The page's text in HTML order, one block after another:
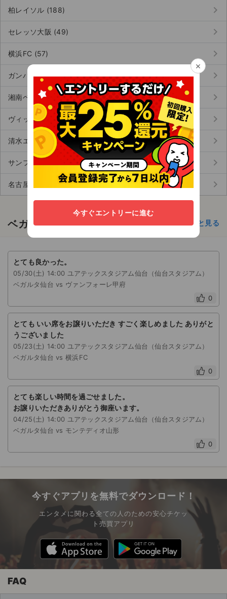
柏レイソル (188) keyboard_arrow_right
セレッソ大阪 (49) keyboard_arrow_right
横浜FC (57) keyboard_arrow_right
ガンバ大阪 (62) keyboard_arrow_right
湘南ベルマーレ (5) keyboard_arrow_right
ヴィッセル神戸 (66) keyboard_arrow_right
清水エスパルス (66) keyboard_arrow_right
サンフレッチェ広島 (61) keyboard_arrow_right
名古屋グランパス (68) keyboard_arrow_right
ベガルタ仙台 の公演の感想 もっと見る
とても良かった。
05/30(土) 14:00 ユアテックスタジアム仙台（仙台スタジアム）
ベガルタ仙台 vs ヴァンフォーレ甲府
0
とても いい席をお譲りいただき すごく楽しめました ありがと
うございました
05/23(土) 14:00 ユアテックスタジアム仙台（仙台スタジアム）
ベガルタ仙台 vs 横浜FC
0
とても楽しい時間を過ごせました。
お譲りいただきありがとう御座います。
04/25(土) 14:00 ユアテックスタジアム仙台（仙台スタジアム）
ベガルタ仙台 vs モンテディオ山形
0
今すぐアプリを無料でダウンロード！
エンタメに関わる全ての人のための安心チケッ
ト売買アプリ
FAQ
×
今すぐエントリーに進む